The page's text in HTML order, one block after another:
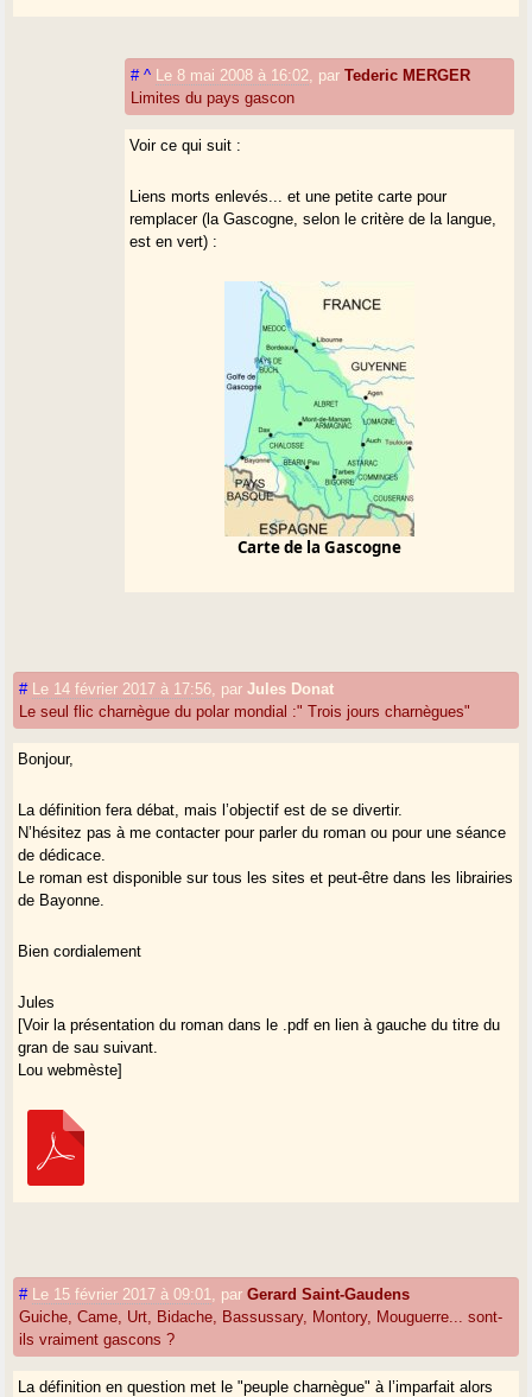
# ^ Le 8 mai 2008 à 16:02 parTederic MERGER
Limites du pays gascon
Voir ce qui suit :
Liens morts enlevés... et une petite carte pour
remplacer (la Gascogne, selon le critère de la langue,
est en vert) :
Carte de la Gascogne
# Le 14 février 2017 à 17:56 parJules Donat
Le seul flic charnègue du polar mondial :" Trois jours charnègues"
Bonjour,
La définition fera débat, mais l’objectif est de se divertir.
N’hésitez pas à me contacter pour parler du roman ou pour une séance
de dédicace.
Le roman est disponible sur tous les sites et peut-être dans les librairies
de Bayonne.
Bien cordialement
Jules
[Voir la présentation du roman dans le .pdf en lien à gauche du titre du
gran de sau suivant.
Lou webmèste]
# Le 15 février 2017 à 09:01 parGerard Saint-Gaudens
Guiche, Came, Urt, Bidache, Bassussary, Montory, Mouguerre... sont-
ils vraiment gascons ?
La définition en question met le "peuple charnègue" à l’imparfait alors